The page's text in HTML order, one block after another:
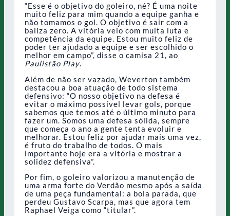
“Esse é o objetivo do goleiro, né? É uma noite
muito feliz para mim quando a equipe ganha e
não tomamos o gol. O objetivo é sair com a
baliza zero. A vitória veio com muita luta e
competência da equipe. Estou muito feliz de
poder ter ajudado a equipe e ser escolhido o
melhor em campo”, disse o camisa 21, ao
Paulistão Play.
Além de não ser vazado, Weverton também
destacou a boa atuação de todo sistema
defensivo: “O nosso objetivo na defesa é
evitar o máximo possível levar gols, porque
sabemos que temos até o último minuto para
fazer um. Somos uma defesa sólida, sempre
que começa o ano a gente tenta evoluir e
melhorar. Estou feliz por ajudar mais uma vez,
é fruto do trabalho de todos. O mais
importante hoje era a vitória e mostrar a
solidez defensiva”.
Por fim, o goleiro valorizou a manutenção de
uma arma forte do Verdão mesmo após a saída
de uma peça fundamental: a bola parada, que
perdeu Gustavo Scarpa, mas que agora tem
Raphael Veiga como “titular”.